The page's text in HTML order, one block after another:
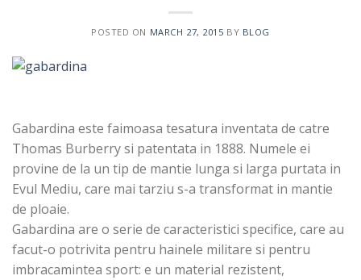
POSTED ON MARCH 27, 2015 BY BLOG
Gabardina este faimoasa tesatura inventata de catre
Thomas Burberry si patentata in 1888. Numele ei
provine de la un tip de mantie lunga si larga purtata in
Evul Mediu, care mai tarziu s-a transformat in mantie
de ploaie.
Gabardina are o serie de caracteristici specifice, care au
facut-o potrivita pentru hainele militare si pentru
imbracamintea sport: e un material rezistent,